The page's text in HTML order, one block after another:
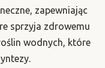
zapewniając
sprzyja zdrowemu
wodnych, które